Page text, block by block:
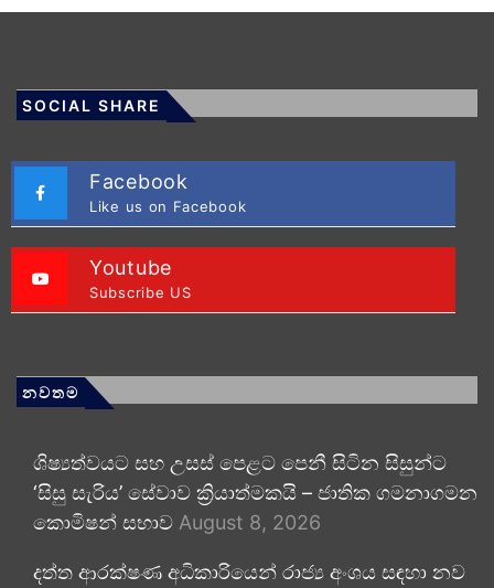
SOCIAL SHARE
Facebook
Like us on Facebook
Youtube
Subscribe US
නවතම
ශිෂ්‍යත්වයට සහ උසස් පෙළට පෙනී සිටින සිසුන්ට
‘සිසු සැරිය’ සේවාව ක්‍රියාත්මකයි – ජාතික ගමනාගමන
කොමිෂන් සභාව August 8, 2026
දත්ත ආරක්ෂණ අධිකාරියෙන් රාජ්‍ය අංශය සඳහා නව